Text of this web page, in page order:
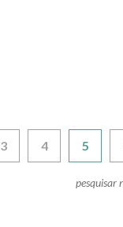
3 4 5